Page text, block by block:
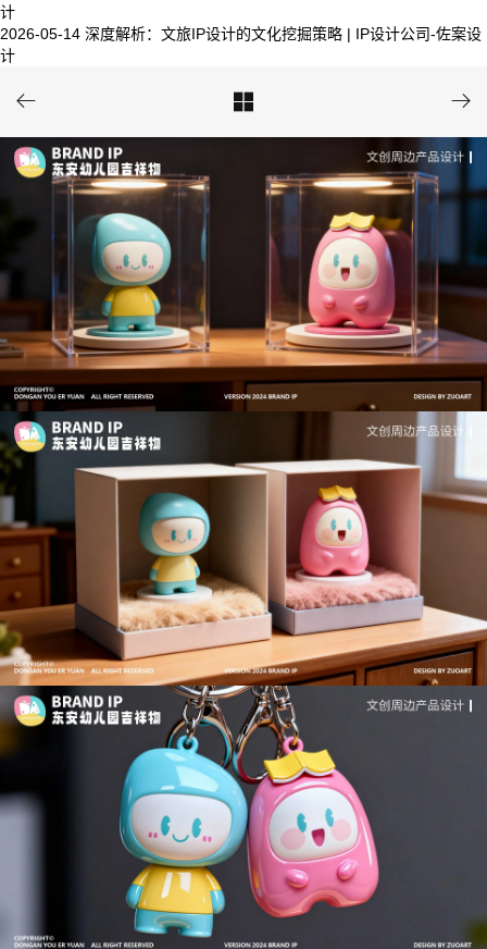
计
2026-05-14 深度解析：文旅IP设计的文化挖掘策略 | IP设计公司-佐案设
计
  